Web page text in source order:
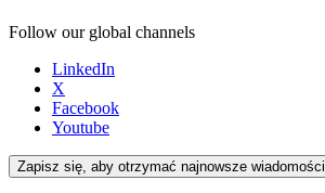
Follow our global channels
LinkedIn
X
Facebook
Youtube
Zapisz się, aby otrzymać najnowsze wiadomości